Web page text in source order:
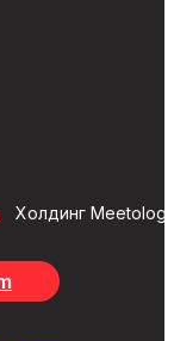
Холдинг